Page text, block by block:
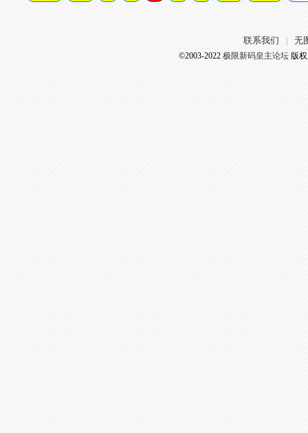
联系我们 无
©2003-2022 极限新码皇主论坛版权